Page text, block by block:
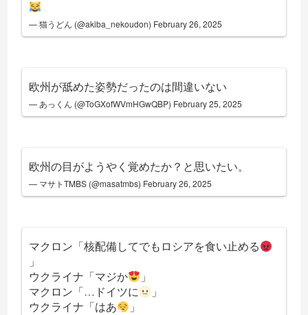
— 猫うどん (@akiba_nekoudon) February 26, 2025
欧州が舐めた姿勢だったのは間違いない
— あっくん (@ToGXofWVmHGwQBP) February 25, 2025
欧州の目がようやく覚めたか？と思いたい。
— マサトTMBS (@masatmbs) February 26, 2025
マクロン「核配備してでもロシアを食い止める
」
ウクライナ「マジか
」
マクロン「…ドイツに
」
ウクライナ「はあ
」